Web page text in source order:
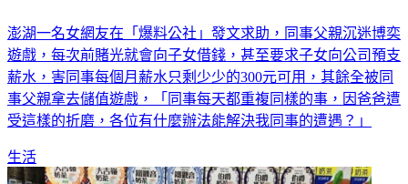
澎湖一名女網友在「爆料公社」發文求助，同事父親沉迷博奕
遊戲，每次前賭光就會向子女借錢，甚至要求子女向公司預支
薪水，害同事每個月薪水只剩少少的300元可用，其餘全被同
事父親拿去儲值遊戲，「同事每天都重複同樣的事，因爸爸遭
受這樣的折磨，各位有什麼辦法能解決我同事的遭遇？」
生活